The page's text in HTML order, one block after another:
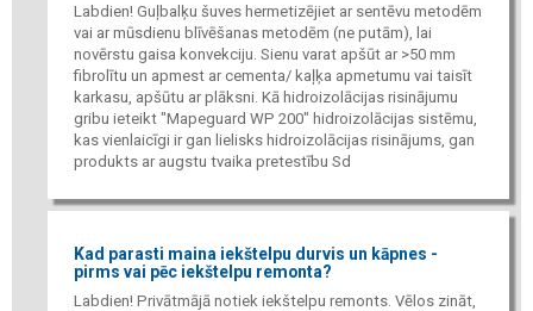
Labdien! Guļbalķu šuves hermetizējiet ar sentēvu metodēm
vai ar mūsdienu blīvēšanas metodēm (ne putām), lai
novērstu gaisa konvekciju. Sienu varat apšūt ar >50 mm
fibrolītu un apmest ar cementa/ kaļķa apmetumu vai taisīt
karkasu, apšūtu ar plāksni. Kā hidroizolācijas risinājumu
gribu ieteikt "Mapeguard WP 200" hidroizolācijas sistēmu,
kas vienlaicīgi ir gan lielisks hidroizolācijas risinājums, gan
produkts ar augstu tvaika pretestību Sd
Kad parasti maina iekštelpu durvis un kāpnes -
pirms vai pēc iekštelpu remonta?
Labdien! Privātmājā notiek iekštelpu remonts. Vēlos zināt,